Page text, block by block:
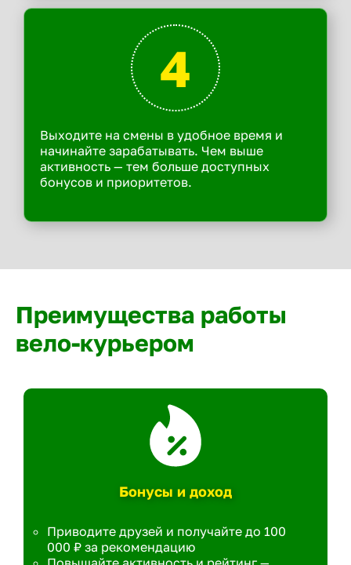
4
Выходите на смены в удобное время и
начинайте зарабатывать. Чем выше
активность — тем больше доступных
бонусов и приоритетов.
Преимущества работы
вело-курьером
Бонусы и доход
Приводите друзей и получайте до 100
000 ₽ за рекомендацию